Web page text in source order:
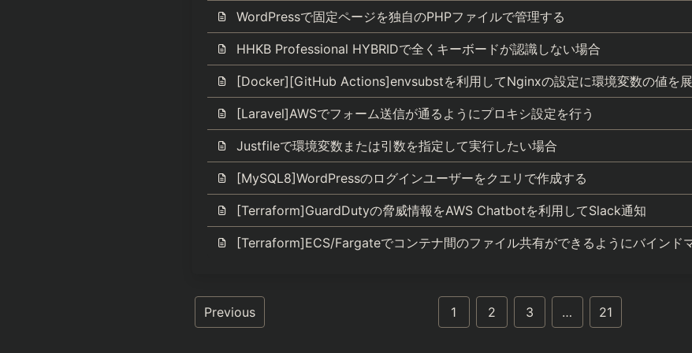
WordPressで固定ページを独自のPHPファイルで管理する
HHKB Professional HYBRIDで全くキーボードが認識しない場合
[Docker][GitHub Actions]envsubstを利用してNginxの設定に環境変数の値を
[Laravel]AWSでフォーム送信が通るようにプロキシ設定を行う
Justfileで環境変数または引数を指定して実行したい場合
[MySQL8]WordPressのログインユーザーをクエリで作成する
[Terraform]GuardDutyの脅威情報をAWS Chatbotを利用してSlack通知
[Terraform]ECS/Fargateでコンテナ間のファイル共有ができるようにバインド
Posts
navigation
Previous 1 2 3 … 21